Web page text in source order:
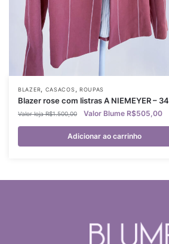
BLAZER CASACOS ROUPAS
Blazer rose com listras A NIEMEYER – 34
R$1.500,00 R$505,00
Adicionar ao carrinho